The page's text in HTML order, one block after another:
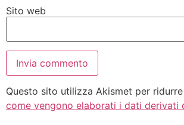
Sito web
Questo sito utilizza Akismet per
come vengono elaborati i dati derivati